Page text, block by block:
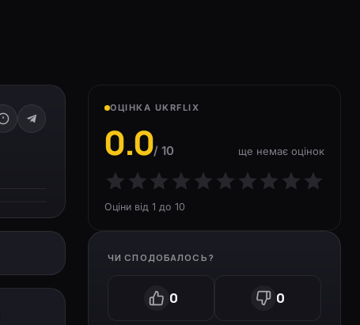
ОЦІНКА UKRFLIX
0.0/ 10 ще немає оцінок
Оціни від 1 до 10
ЧИ СПОДОБАЛОСЬ?
0 0